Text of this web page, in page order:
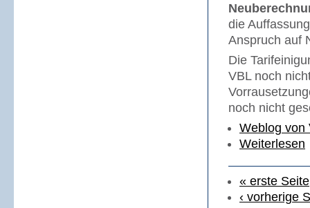
die
Anspruch auf
Die
VBL noch
noch nicht
Weblog von
Weiterlesen
« erste Seite
‹ vorherige